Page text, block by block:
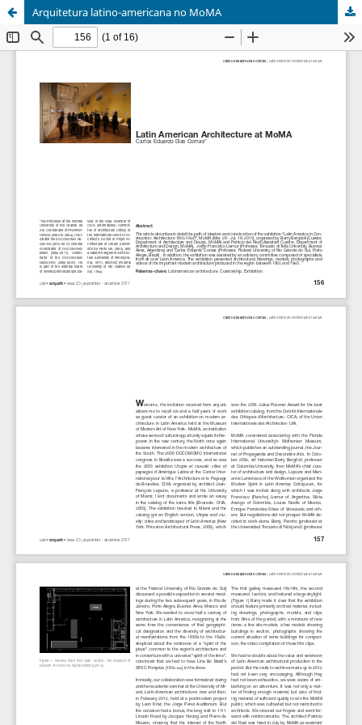
Arquitetura latino-americana no MoMA